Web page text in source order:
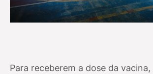
Para receberem a dose da vacina,